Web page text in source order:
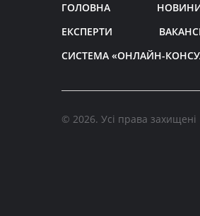
ГОЛОВНА
ЕКСПЕРТИ
СИСТЕМА «ОНЛАЙН-
© 2026. Усі права захищені